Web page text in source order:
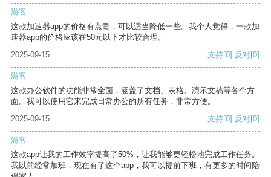
游客
这款加速器app的价格有点贵，可以适当降低一些。我个人觉得，一款加
速器app的价格应该在50元以下才比较合理。
2025-09-15
支持[0] 反对[0]
游客
这款办公软件的功能非常全面，涵盖了文档、表格、演示文稿等各个方
面。我可以使用它来完成日常办公的所有任务，非常方便。
2025-09-15
支持[0] 反对[0]
游客
这款app让我的工作效率提高了50%，让我能够更轻松地完成工作任务。
我以前经常加班，现在有了这个app，我可以提前下班，有更多的时间陪